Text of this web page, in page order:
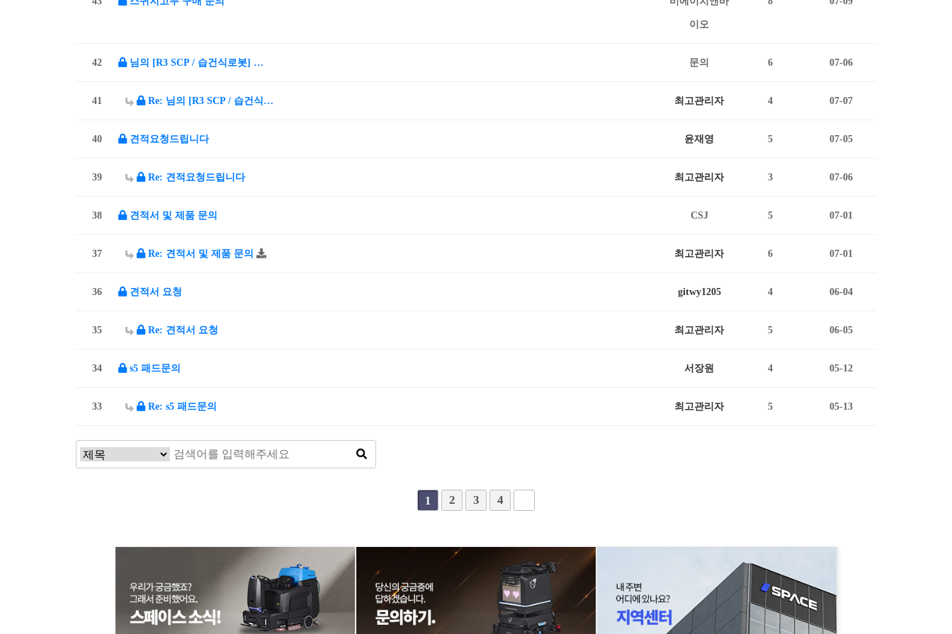
이오
42 님의 [R3 SCP / 습건식로봇] … 문의 6 07-06
41 Re: 님의 [R3 SCP / 습건식… 최고관리자 4 07-07
40 견적요청드립니다 윤재영 5 07-05
39 Re: 견적요청드립니다 최고관리자 3 07-06
38 견적서 및 제품 문의 CSJ 5 07-01
37 Re: 견적서 및 제품 문의 최고관리자 6 07-01
36 견적서 요청 gitwy1205 4 06-04
35 Re: 견적서 요청 최고관리자 5 06-05
34 s5 패드문의 서장원 4 05-12
33 Re: s5 패드문의 최고관리자 5 05-13
1 2 3 4